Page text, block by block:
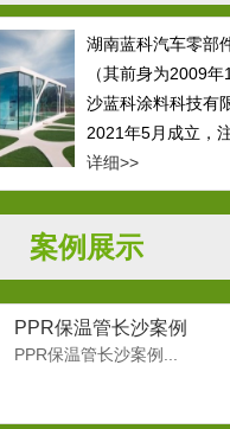
湖南蓝科汽车零部
（其前身为2009
沙蓝科涂料科技有
2021年5月成立，
详细>>
案例展示
PPR保温管长沙案例
PPR保温管长沙案例...